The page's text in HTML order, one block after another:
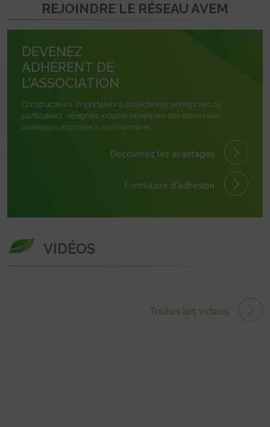
REJOINDRE LE RÉSEAU AVEM
DEVENEZ
ADHÉRENT DE
L'ASSOCIATION
Constructeurs, importateurs, collectivités, entreprises ou
particuliers, rejoignez-nous et bénéficiez des nombreux
avantages accordés à nos membres.
Découvrez les avantages
Formulaire d'adhésion
VIDÉOS
Toutes les vidéos